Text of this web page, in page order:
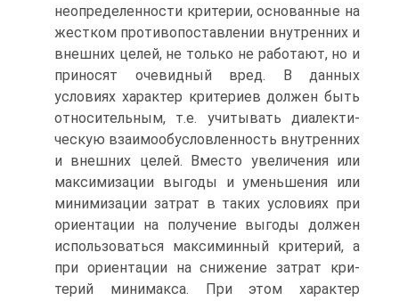
неопределенности критерии, основанные на
жестком противопоставлении внутренних и
внешних целей, не только не работают, но и
приносят очевидный вред. В данных
условиях характер критериев должен быть
относительным, т.е. учитывать диалекти­
ческую взаимообусловленность внутренних
и внешних целей. Вместо уве­личения или
максимизации выгоды и уменьшения или
минимизации затрат в таких условиях при
ориентации на получение выгоды должен
использо­ваться максиминный критерий, а
при ориентации на снижение затрат кри­
терий минимакса. При этом характер